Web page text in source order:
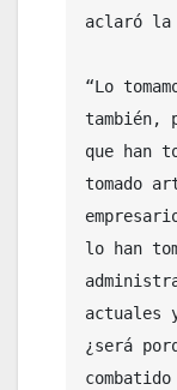
aclaró la
“Lo
también,
que han
tomado
lo han
actuales
¿será